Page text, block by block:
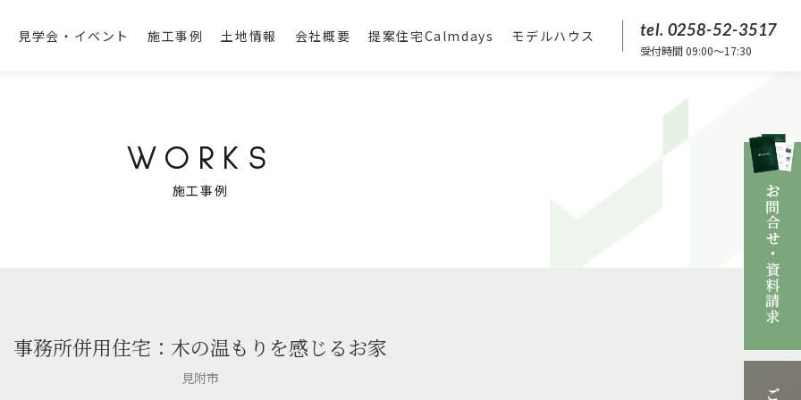
見学会・イベント 施工事例 土地情報 会社概要 提案住宅Calmdays モデルハウス tel. 0258-52-3517
受付時間 09:00〜17:30
WORKS
施工事例
事務所併用住宅：木の温もりを感じるお家
見附市